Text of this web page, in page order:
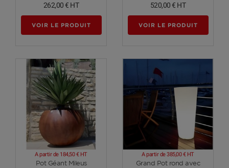
262,00 € HT
VOIR LE PRODUIT
520,00 € HT
VOIR LE PRODUIT
Voir plus
Pot Géant Mileus
A partir de 184,50 € HT
Voir plus
Grand Pot rond avec
A partir de385,00 € HT